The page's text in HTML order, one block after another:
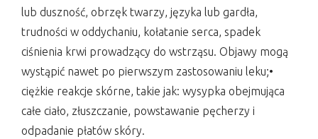
lub duszność, obrzęk twarzy, języka lub gardła,
trudności w oddychaniu, kołatanie serca, spadek
ciśnienia krwi prowadzący do wstrząsu. Objawy mogą
wystąpić nawet po pierwszym zastosowaniu leku;•
ciężkie reakcje skórne, takie jak: wysypka obejmująca
całe ciało, złuszczanie, powstawanie pęcherzy i
odpadanie płatów skóry.